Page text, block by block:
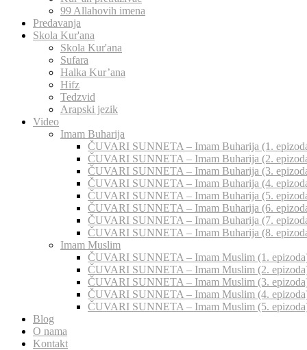
99 Allahovih imena
Predavanja
Skola Kur'ana
Skola Kur'ana
Sufara
Halka Kur’ana
Hifz
Tedzvid
Arapski jezik
Video
Imam Buharija
ČUVARI SUNNETA – Imam Buharija (1.
ČUVARI SUNNETA – Imam Buharija (2.
ČUVARI SUNNETA – Imam Buharija (3.
ČUVARI SUNNETA – Imam Buharija (4.
ČUVARI SUNNETA – Imam Buharija (5.
ČUVARI SUNNETA – Imam Buharija (6.
ČUVARI SUNNETA – Imam Buharija (7.
ČUVARI SUNNETA – Imam Buharija (8.
Imam Muslim
ČUVARI SUNNETA – Imam Muslim (1.
ČUVARI SUNNETA – Imam Muslim (2.
ČUVARI SUNNETA – Imam Muslim (3.
ČUVARI SUNNETA – Imam Muslim (4.
ČUVARI SUNNETA – Imam Muslim (5.
Blog
O nama
Kontakt